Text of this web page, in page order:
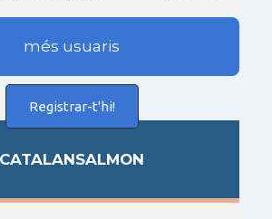
més usuaris
Registrar-t'hi!
CATALANSALMON